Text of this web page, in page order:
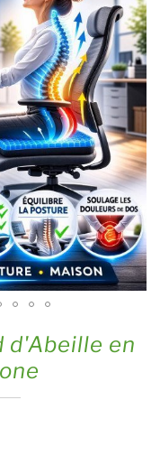
d'Abeille en